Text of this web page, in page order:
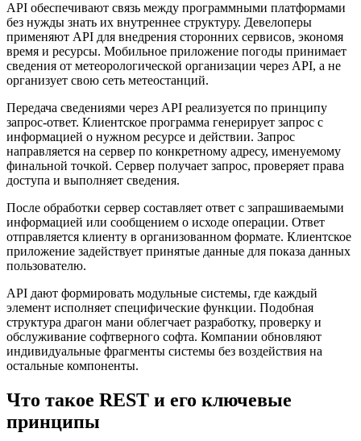
API обеспечивают связь между программными платформами
без нужды знать их внутреннее структуру. Девелоперы
применяют API для внедрения сторонних сервисов, экономя
время и ресурсы. Мобильное приложение погоды принимает
сведения от метеорологической организации через API, а не
организует свою сеть метеостанций.
Передача сведениями через API реализуется по принципу
запрос-ответ. Клиентское программа генерирует запрос с
информацией о нужном ресурсе и действии. Запрос
направляется на сервер по конкретному адресу, именуемому
финальной точкой. Сервер получает запрос, проверяет права
доступа и выполняет сведения.
После обработки сервер составляет ответ с запрашиваемыми
информацией или сообщением о исходе операции. Ответ
отправляется клиенту в организованном формате. Клиентское
приложение задействует принятые данные для показа данных
пользователю.
API дают формировать модульные системы, где каждый
элемент исполняет специфические функции. Подобная
структура драгон мани облегчает разработку, проверку и
обслуживание софтверного софта. Компании обновляют
индивидуальные фрагменты системы без воздействия на
остальные компоненты.
Что такое REST и его ключевые
принципы